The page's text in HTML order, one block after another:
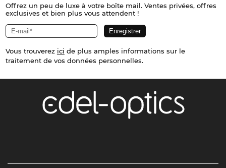
Offrez un peu de luxe à votre boîte mail. Ventes privées, offres
exclusives et bien plus vous attendent !
Vous trouverez ici de plus amples informations sur le
traitement de vos données personnelles.